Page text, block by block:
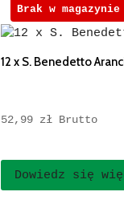
12 x S. Benedetto
52,99 zł Brutto
Dowiedz się
Brak w magazynie